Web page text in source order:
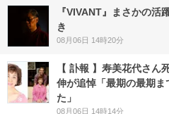
『VIVANT』まさかの
き
08月06日 14時20分
【 訃報 】寿美花代さ
伸が追悼「最期の最期
た」
08月06日 14時14分